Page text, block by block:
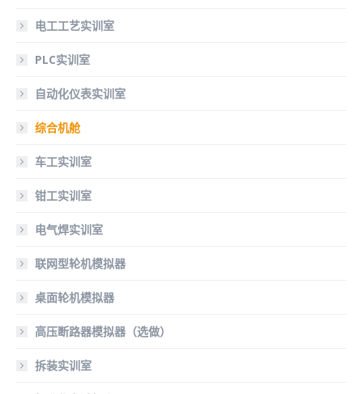
电工工艺实训室
PLC实训室
自动化仪表实训室
综合机舱
车工实训室
钳工实训室
电气焊实训室
联网型轮机模拟器
桌面轮机模拟器
高压断路器模拟器（选做）
拆装实训室